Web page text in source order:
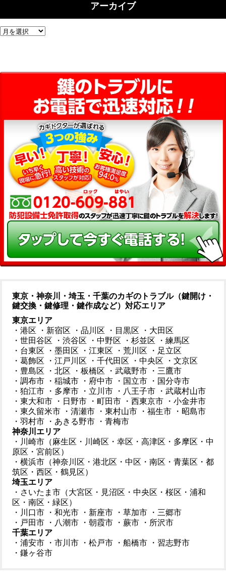
アーカイブ
ア
ブ
東京・神奈川・埼玉・千葉のカギのトラブル（鍵開け・
鍵交換・鍵修理・鍵作成など）対応エリア
東京エリア
・港区
・新宿区 ・品川区 ・目黒区
・大田区
・世田谷区
・渋谷区 ・中野区 ・杉並区
・練馬区
・台東区
・墨田区 ・江東区 ・荒川区
・足立区
・葛飾区
・江戸川区 ・千代田区 ・中央区
・文京区
・豊島区
・北区 ・板橋区 ・武蔵野市
・三鷹市
・調布市
・稲城市 ・府中市 ・国立市
・国分寺市
・狛江市
・多摩市 ・立川市 ・八王子市
・武蔵村山市
・東大和市
・日野市 ・町田市 ・西東京市
・小金井市
・東久留米市
・清瀬市 ・東村山市 ・福生市
・昭島市
・羽村市
・あきる野市
・青梅市
神奈川エリア
・川崎市（麻生区・川崎区・幸区・高津区・多摩区・中
原区・宮前区）
・横浜市（神奈川区・港北区・中区・南区・青葉区・都
筑区・西区・鶴見区）
埼玉エリア
・さいたま市（大宮区・見沼区・中央区・桜区・浦和
区・南区・緑区）
・川口市
・和光市 ・新座市 ・草加市
・三郷市
・戸田市
・八潮市 ・朝霞市 ・蕨市
・所沢市
千葉エリア
・浦安市
・市川市 ・松戸市 ・船橋市
・習志野市
・鎌ヶ谷市